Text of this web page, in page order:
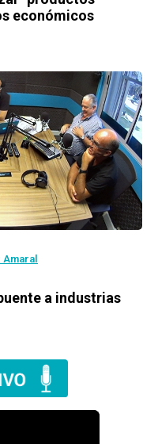
económicos
a industrias